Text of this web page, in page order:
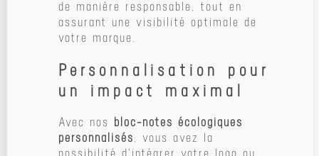
de manière responsable, tout en
assurant une visibilité optimale de
votre marque.
Personnalisation pour
un impact maximal
Avec nos bloc-notes écologiques
personnalisés, vous avez la